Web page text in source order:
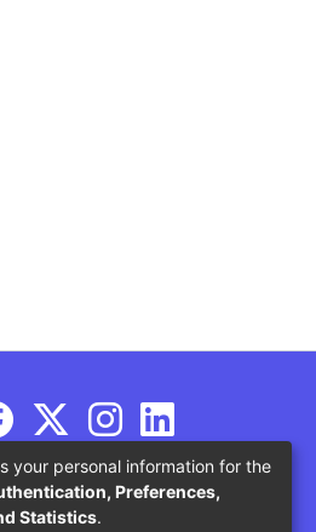
your personal information for the
Preferences,
Statistics.